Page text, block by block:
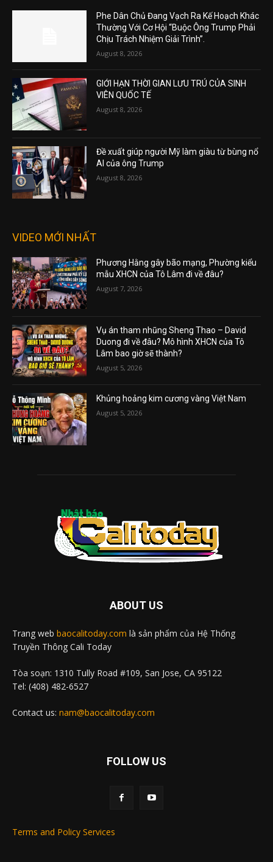
Phe Dân Chủ Đang Vạch Ra Kế Hoạch Khác
Thường Với Cơ Hội “Buộc Ông Trump Phải
Chịu Trách Nhiệm Giải Trình”.
August 8, 2026
GIỚI HẠN THỜI GIAN LƯU TRÚ CỦA SINH
VIÊN QUỐC TẾ
August 8, 2026
Đề xuất giúp người Mỹ làm giàu từ bùng nổ
AI của ông Trump
August 8, 2026
VIDEO MỚI NHẤT
Phương Hằng gây bão mạng, Phường kiểu
mẫu XHCN của Tô Lâm đi về đâu?
August 7, 2026
Vụ án tham nhũng Sheng Thao – David
Duong đi về đâu? Mô hình XHCN của Tô
Lâm bao giờ sẽ thành?
August 5, 2026
Khủng hoảng kim cương vàng Việt Nam
August 5, 2026
ABOUT US
Trang web baocalitoday.com là sản phẩm của Hệ Thống
Truyền Thông Cali Today
Tòa soạn: 1310 Tully Road #109, San Jose, CA 95122
Tel: (408) 482-6527
Contact us: nam@baocalitoday.com
FOLLOW US
Terms and Policy Services